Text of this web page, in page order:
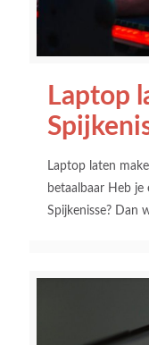
Laptop
Laptop laten
betaalbaar Heb
Spijkenisse? Dan